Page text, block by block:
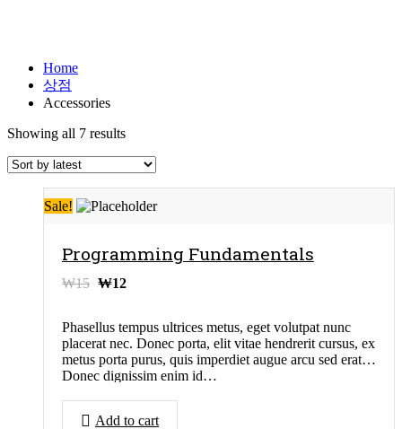
Home
상점
Accessories
Showing all 7 results
Sale!
Programming Fundamentals
₩15 ₩12
Phasellus tempus ultrices metus, eget volutpat nunc
placerat nec. Donec porta, elit vitae hendrerit cursus, ex
metus porta purus, quis imperdiet augue arcu sed erat.
Donec dignissim enim id…
Add to cart